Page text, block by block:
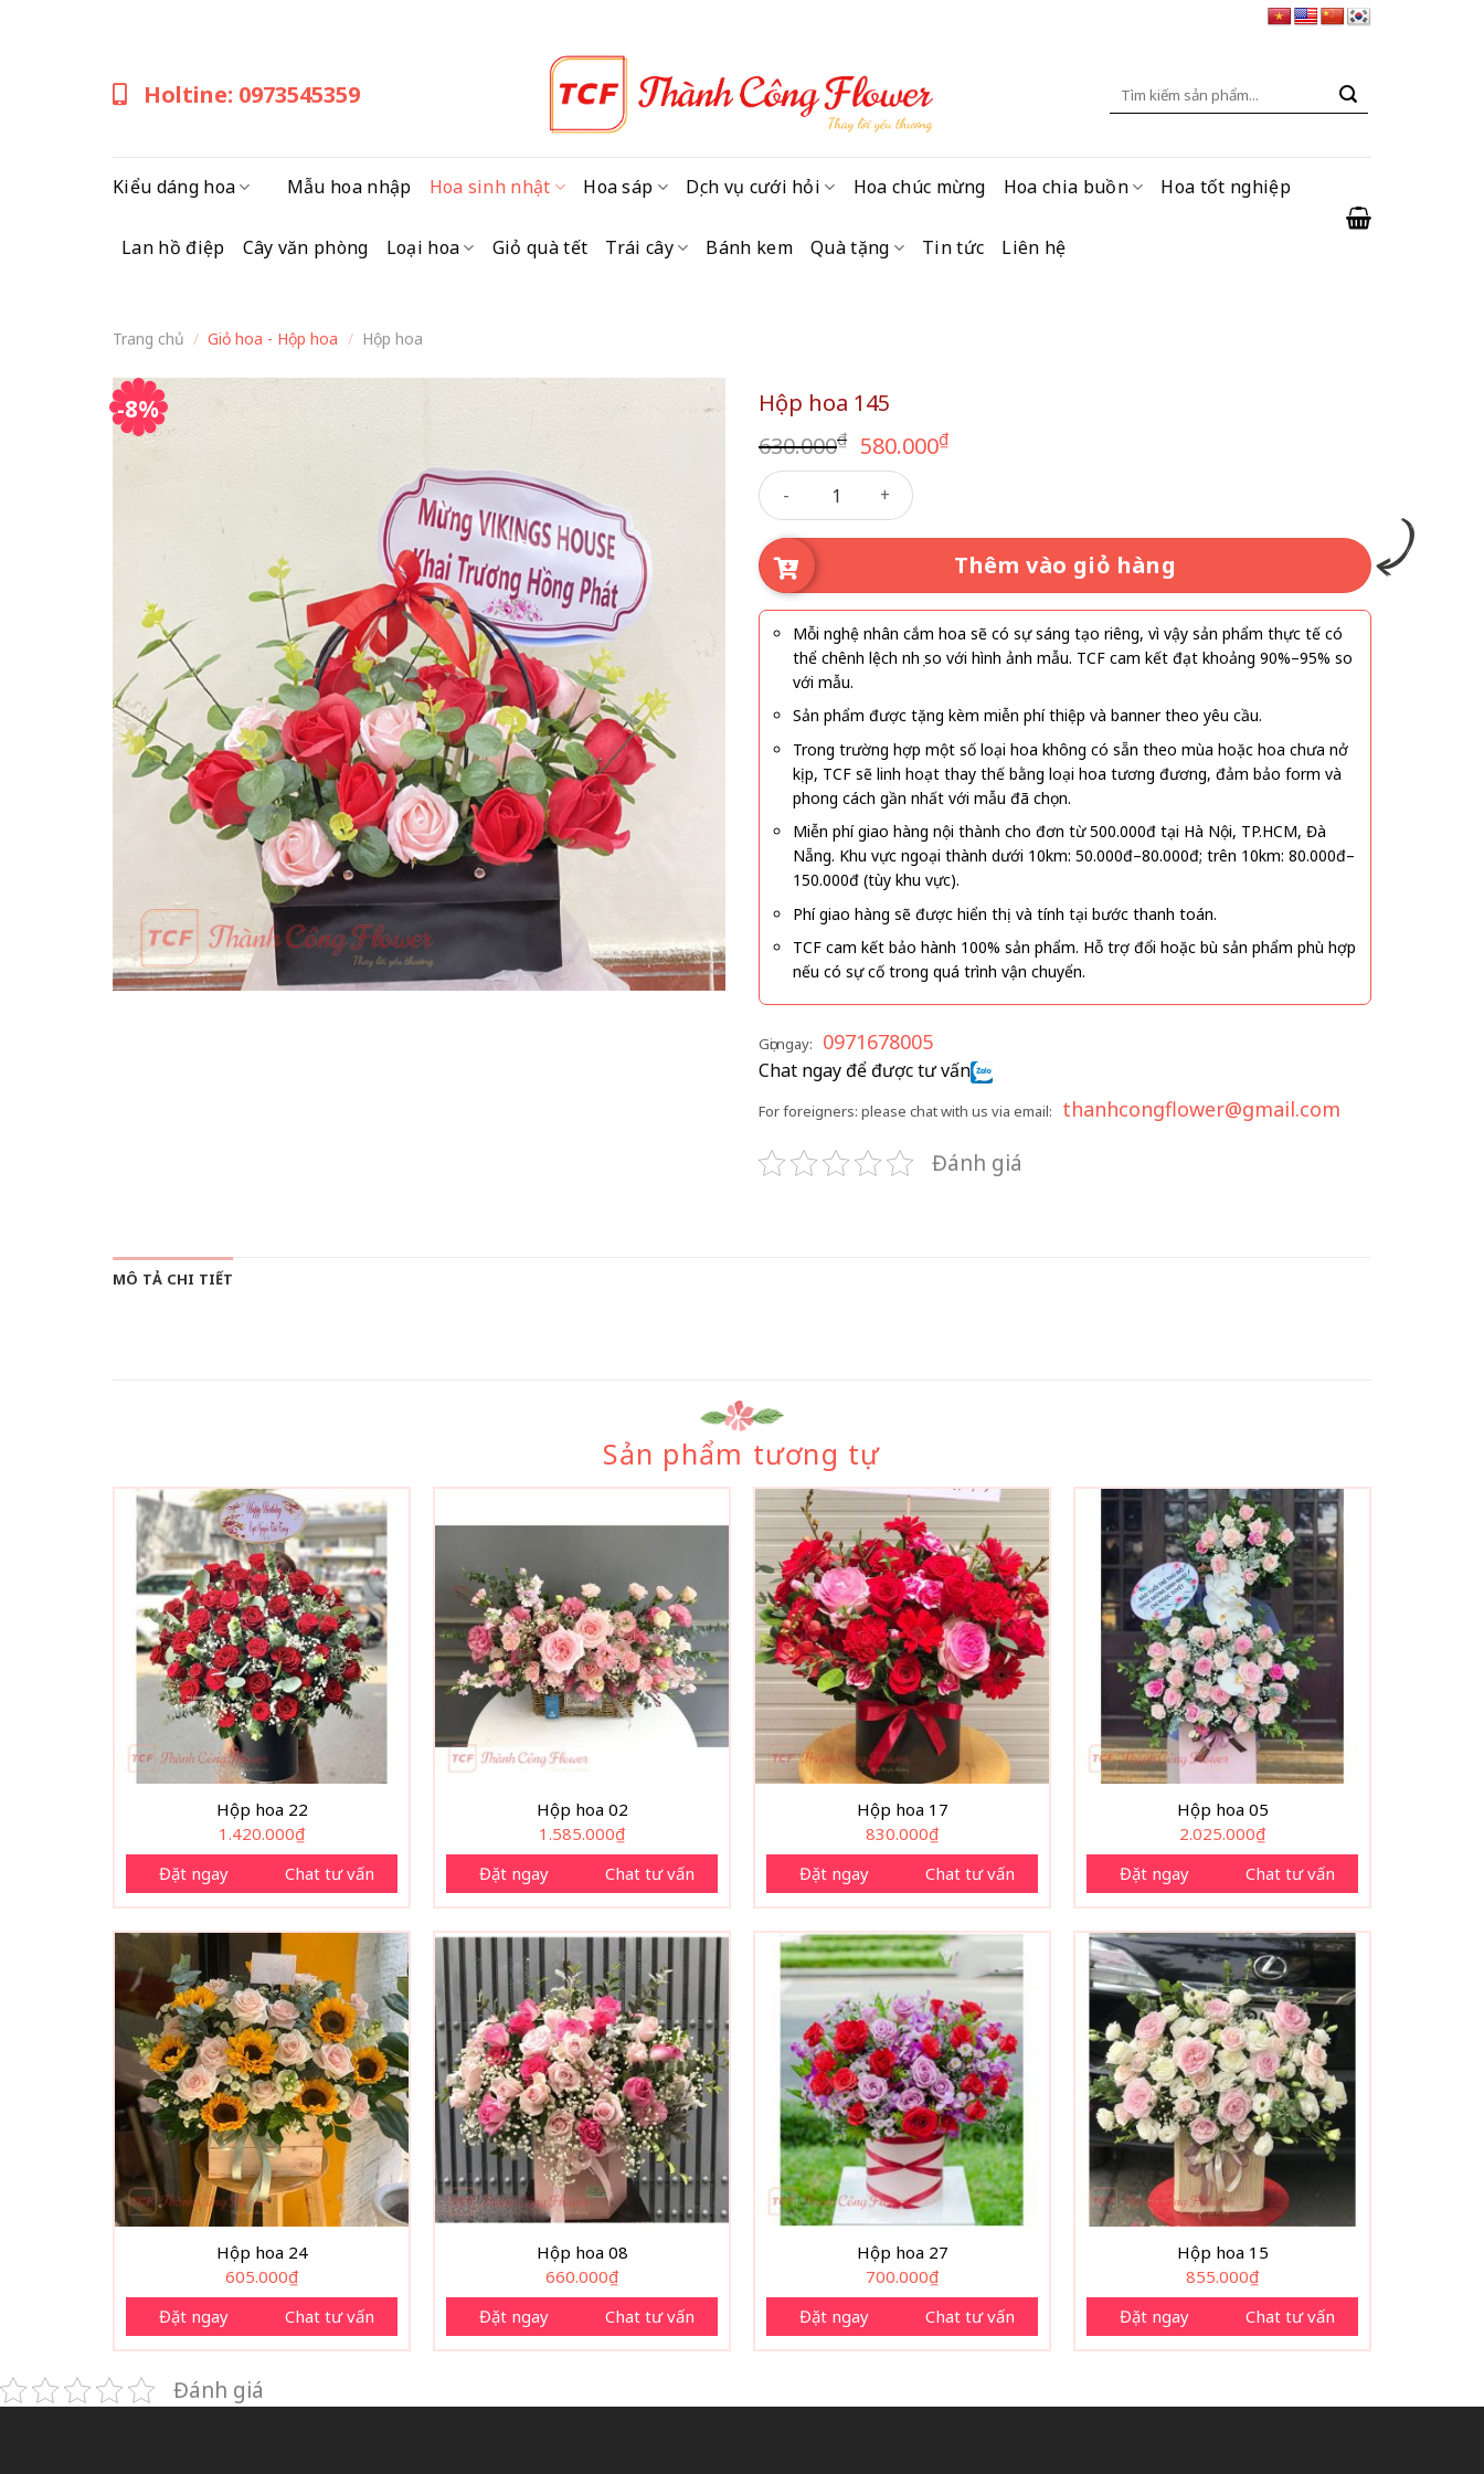
Holtine: 0973545359
Tìm
Kiểu dáng hoa Mẫu hoa nhập Hoa sinh nhật Hoa sáp Dịch vụ cưới hỏi Hoa chúc mừng Hoa chia buồn Hoa tốt nghiệp
Lan hồ điệp Cây văn phòng Loại hoa Giỏ quà tết Trái cây Bánh kem Quà tặng Tin tức Liên hệ
Trang chủ / Giỏ hoa - Hộp hoa / Hộp hoa
-8%
Hộp hoa 145
630.000₫ Giá
gốc
là:
630.000₫.
580.000₫Giá
580.000₫.
Hộp hoa 145 số lượng
Thêm vào giỏ hàng
Mỗi nghệ nhân cắm hoa sẽ có sự sáng tạo riêng, vì vậy sản phẩm thực tế có
thể chênh lệch nhẹ so với hình ảnh mẫu. TCF cam kết đạt khoảng 90%–95% so
với mẫu.
Sản phẩm được tặng kèm miễn phí thiệp và banner theo yêu cầu.
Trong trường hợp một số loại hoa không có sẵn theo mùa hoặc hoa chưa nở
kịp, TCF sẽ linh hoạt thay thế bằng loại hoa tương đương, đảm bảo form và
phong cách gần nhất với mẫu đã chọn.
Miễn phí giao hàng nội thành cho đơn từ 500.000đ tại Hà Nội, TP.HCM, Đà
Nẵng. Khu vực ngoại thành dưới 10km: 50.000đ–80.000đ; trên 10km: 80.000đ–
150.000đ (tùy khu vực).
Phí giao hàng sẽ được hiển thị và tính tại bước thanh toán.
TCF cam kết bảo hành 100% sản phẩm. Hỗ trợ đổi hoặc bù sản phẩm phù hợp
nếu có sự cố trong quá trình vận chuyển.
Gọi ngay: 0971678005
Chat ngay để được tư vấn
For foreigners: please chat with us via email: thanhcongflower@gmail.com
Đánh giá
MÔ TẢ CHI TIẾT
Sản phẩm tương tự
Hộp hoa 22
1.420.000₫
Đặt ngay
Chat tư vấn
Hộp hoa 02
1.585.000₫
Đặt ngay
Chat tư vấn
Hộp hoa 17
830.000₫
Đặt ngay
Chat tư vấn
Hộp hoa 05
2.025.000₫
Đặt ngay
Chat tư vấn
Hộp hoa 24
605.000₫
Đặt ngay
Chat tư vấn
Hộp hoa 08
660.000₫
Đặt ngay
Chat tư vấn
Hộp hoa 27
700.000₫
Đặt ngay
Chat tư vấn
Hộp hoa 15
855.000₫
Đặt ngay
Chat tư vấn
Đánh giá